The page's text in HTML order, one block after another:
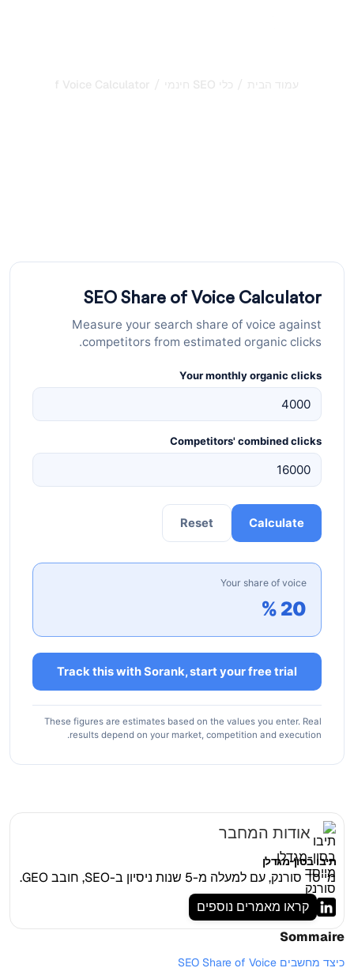
עמוד הבית / כלי SEO חינמי /
Share of Voice Calculator
SEO Share of Voice Calculator
Measure your search share of voice against
competitors from estimated organic clicks.
Your monthly organic clicks
Competitors' combined clicks
Calculate
Reset
Your share of voice
20 %
Track this with Sorank, start your free trial
These figures are estimates based on the values you enter. Real
results depend on your market, competition and execution.
אודות המחבר
תיבו בסון-מגדלן
מייסד סורנק, עם למעלה מ-5 שנות ניסיון ב-SEO, חובב GEO.
קראו מאמרים נוספים
Sommaire
כיצד מחשבים SEO Share of Voice